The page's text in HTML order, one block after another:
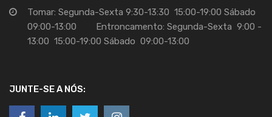
Tomar: Segunda-Sexta 9:30-13:30 15:00-19:00 Sábado
09:00-13:00 Entroncamento: Segunda-Sexta 9:00 -
13:00 15:00-19:00 Sábado 09:00-13:00
JUNTE-SE A NÓS: